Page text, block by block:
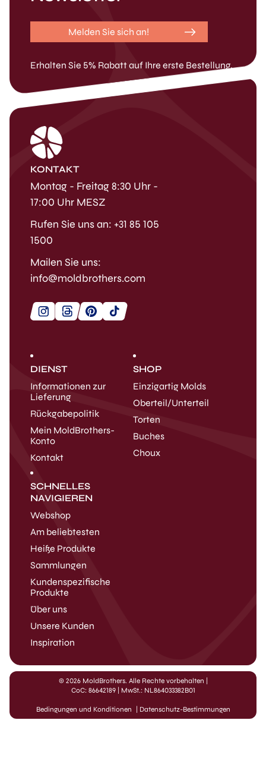
Melden Sie sich an!
Erhalten Sie 5% Rabatt auf Ihre erste Bestellung.
DIENST
Informationen zur
Lieferung
Rückgabepolitik
Mein MoldBrothers-
Konto
Kontakt
SHOP
Einzigartig Molds
Oberteil/Unterteil
Torten
Buches
Choux
SCHNELLES
NAVIGIEREN
Webshop
Am beliebtesten
Heiße Produkte
Sammlungen
Kundenspezifische
Produkte
Über uns
Unsere Kunden
Inspiration
KONTAKT
Montag - Freitag 8:30 Uhr -
17:00 Uhr MESZ
Rufen Sie uns an: +31 85 105
1500
Mailen Sie uns:
info@moldbrothers.com
© 2026 MoldBrothers. Alle Rechte vorbehalten
CoC: 86642189 | MwSt.: NL864033382B01
Bedingungen und Konditionen Datenschutz-Bestimmungen